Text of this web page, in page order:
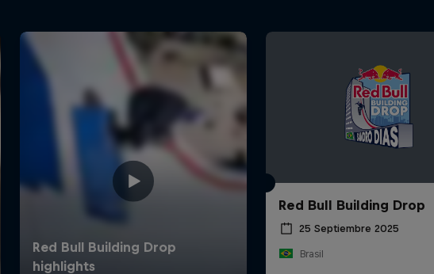
Red Bull Building Drop
25 Septiembre 2025
Brasil